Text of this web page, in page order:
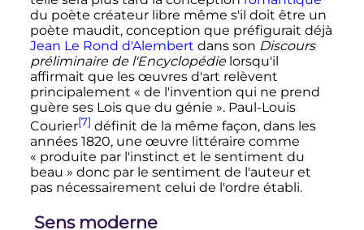
du poète créateur libre même s'il doit être un
poète maudit, conception que préfigurait déjà
Jean Le Rond d'Alembert dans son Discours
préliminaire de l'Encyclopédielorsqu'il
affirmait que les œuvres d'art relèvent
principalement « de l'invention qui ne prend
guère ses Lois que du génie ». Paul-Louis
Courier[7] définit de la même façon, dans les
années 1820, une œuvre littéraire comme
« produite par l'instinct et le sentiment du
beau » donc par le sentiment de l'auteur et
pas nécessairement celui de l'ordre établi.
Sens moderne